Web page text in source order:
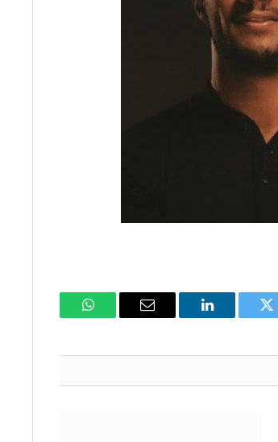
تويتر لينكدإن
البريد
واتساب